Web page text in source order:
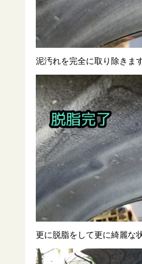
泥汚れを完全に取り除きます
更に脱脂をして更に綺麗な